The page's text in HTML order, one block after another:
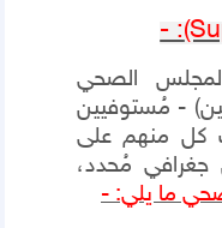
: -
بالمجلس الصحي
- مُستوفيين
كل منهم على
جغرافي مُحدد،
ما يلي: -